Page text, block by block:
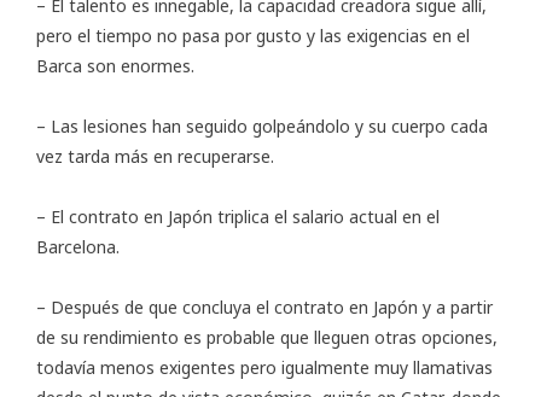
– El talento es innegable, la capacidad creadora sigue allí,
pero el tiempo no pasa por gusto y las exigencias en el
Barca son enormes.
– Las lesiones han seguido golpeándolo y su cuerpo cada
vez tarda más en recuperarse.
– El contrato en Japón triplica el salario actual en el
Barcelona.
– Después de que concluya el contrato en Japón y a partir
de su rendimiento es probable que lleguen otras opciones,
todavía menos exigentes pero igualmente muy llamativas